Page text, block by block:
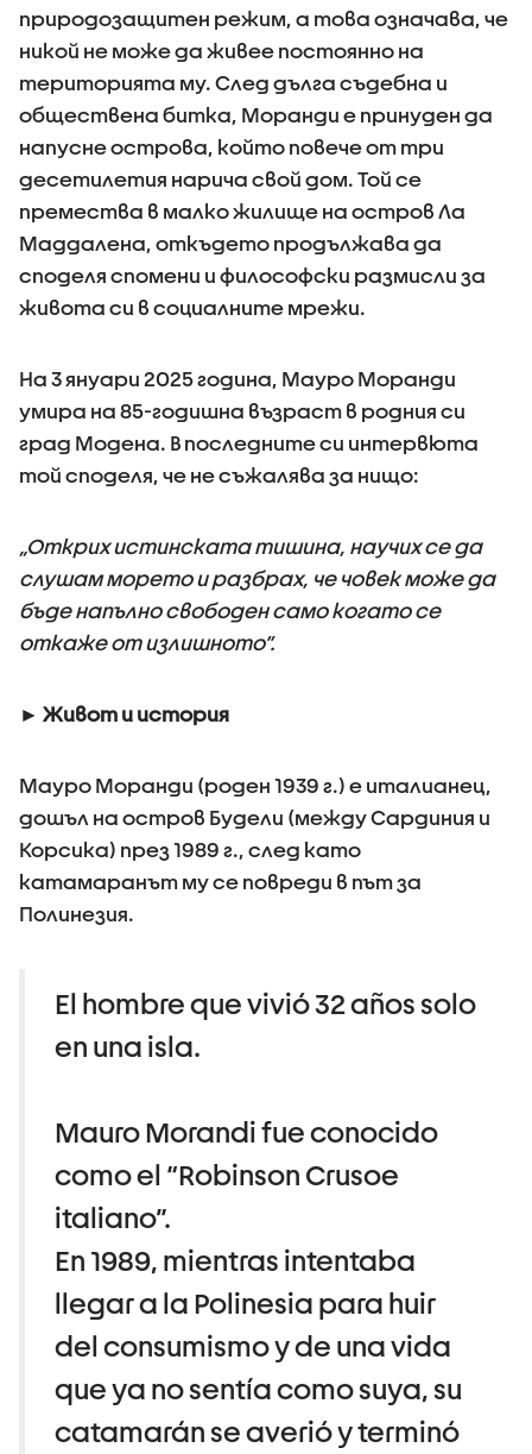
природозащитен режим, а това означава, че
никой не може да живее постоянно на
територията му. След дълга съдебна и
обществена битка, Моранди е принуден да
напусне острова, който повече от три
десетилетия нарича свой дом. Той се
премества в малко жилище на остров Ла
Маддалена, откъдето продължава да
споделя спомени и философски размисли за
живота си в социалните мрежи.
На 3 януари 2025 година, Мауро Моранди
умира на 85-годишна възраст в родния си
град Модена. В последните си интервюта
той споделя, че не съжалява за нищо:
„Открих истинската тишина, научих се да
слушам морето и разбрах, че човек може да
бъде напълно свободен само когато се
откаже от излишното“.
► Живот и история
Мауро Моранди (роден 1939 г.) е италианец,
дошъл на остров Будели (между Сардиния и
Корсика) през 1989 г., след като
катамаранът му се повреди в път за
Полинезия.
El hombre que vivió 32 años solo
en una isla.
Mauro Morandi fue conocido
como el “Robinson Crusoe
italiano”.
En 1989, mientras intentaba
llegar a la Polinesia para huir
del consumismo y de una vida
que ya no sentía como suya, su
catamarán se averió y terminó